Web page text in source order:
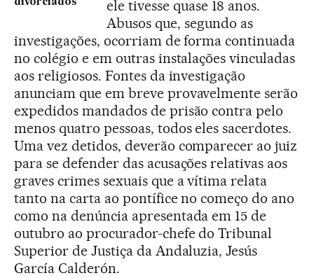
divorciados
ele tivesse quase 18 anos.
Abusos que, segundo as
investigações, ocorriam de forma continuada
no colégio e em outras instalações vinculadas
aos religiosos. Fontes da investigação
anunciam que em breve provavelmente serão
expedidos mandados de prisão contra pelo
menos quatro pessoas, todos eles sacerdotes.
Uma vez detidos, deverão comparecer ao juiz
para se defender das acusações relativas aos
graves crimes sexuais que a vítima relata
tanto na carta ao pontífice no começo do ano
como na denúncia apresentada em 15 de
outubro ao procurador-chefe do Tribunal
Superior de Justiça da Andaluzia, Jesús
García Calderón.